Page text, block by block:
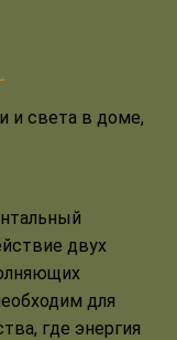
двух
для
где энергия